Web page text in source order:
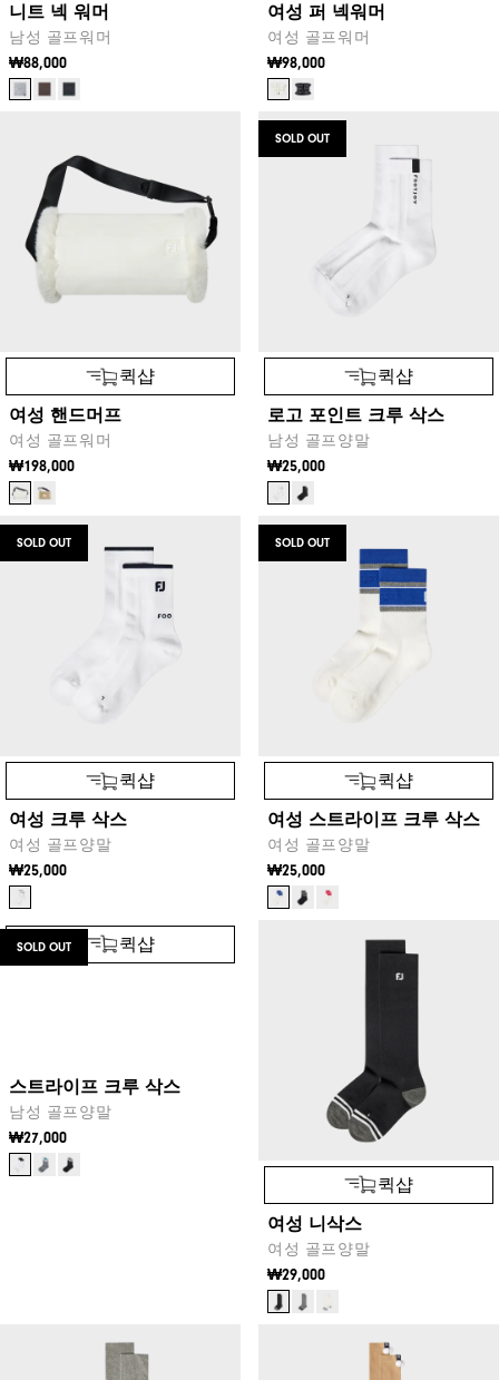
니트 넥 워머
남성 골프워머
₩88,000
여성 퍼 넥워머
여성 골프워머
₩98,000
퀵샵
여성 핸드머프
여성 골프워머
₩198,000
SOLD OUT
퀵샵
로고 포인트 크루 삭스
남성 골프양말
₩25,000
SOLD OUT
퀵샵
여성 크루 삭스
여성 골프양말
₩25,000
SOLD OUT
퀵샵
여성 스트라이프 크루 삭스
여성 골프양말
₩25,000
SOLD OUT 퀵샵
스트라이프 크루 삭스
남성 골프양말
₩27,000
퀵샵
여성 니삭스
여성 골프양말
₩29,000